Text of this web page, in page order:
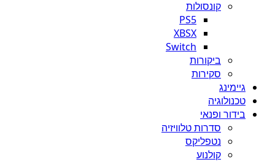
קונסולות
PS5
XBSX
Switch
ביקורות
סקירות
גיימינג
טכנולוגיה
בידור ופנאי
סדרות טלוויזיה
נטפליקס
קולנוע